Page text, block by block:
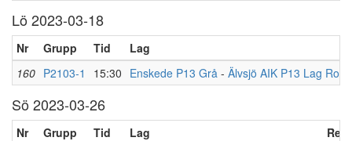
Lö 2023-03-18
Nr Grupp Tid
Lag
160 P2103-1 15:30 Enskede P13 Grå - Älvsjö AIK P13 Lag Rosa
Sö 2023-03-26
Nr Grupp Tid Lag